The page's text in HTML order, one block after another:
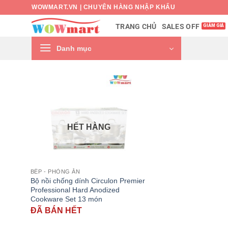
WOWMART.VN | CHUYÊN HÀNG NHẬP KHẨU
TRANG CHỦ SALES OFF
Danh mục
HẾT HÀNG
BẾP - PHÒNG ĂN
Bộ nồi chống dính Circulon Premier
Professional Hard Anodized
Cookware Set 13 món
ĐÃ BÁN HẾT